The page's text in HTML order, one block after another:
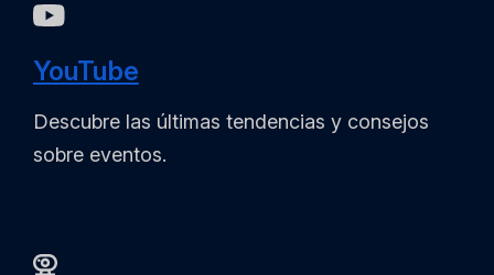
YouTube
Descubre las últimas tendencias y consejos
sobre eventos.